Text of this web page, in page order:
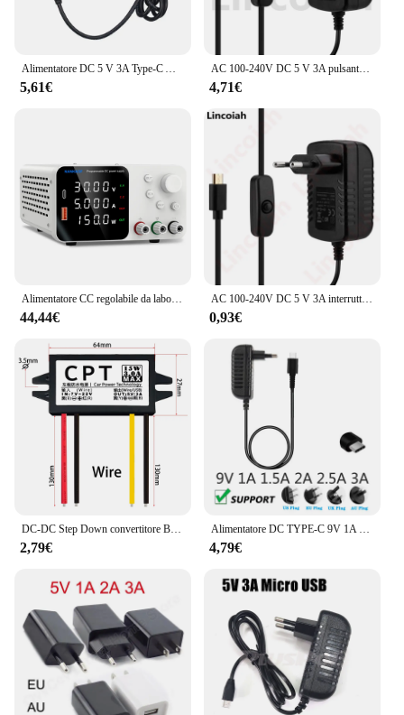
5,61€
AC 100-240V DC 5 V 3A pulsante interruttore di alimentazione adattatore di alimentazione caricabatterie tipo-c porta USB 5 V Volt per Raspberry Pi 4 modello B 4B
4,71€
44,44€
AC 100-240V DC 5 V 3A interruttore di alimentazione pulsante adattatore di alimentazione caricatore porta Micro USB 5 V Volt per Raspberry Pi 3 modello B + plus
0,93€
2,79€ 4,79€